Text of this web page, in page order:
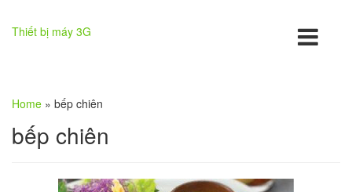
Thiết bị máy 3G
Home » bếp chiên
bếp chiên